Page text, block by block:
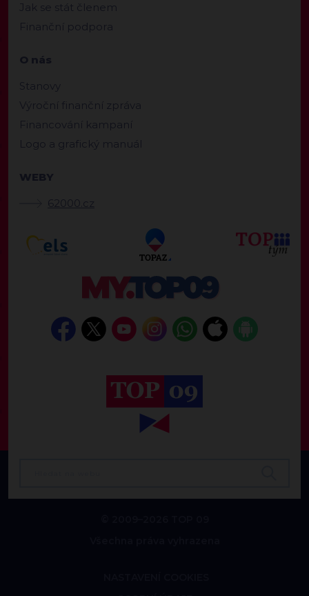
Jak se stát členem
Finanční podpora
O nás
Stanovy
Výroční finanční zpráva
Financování kampaní
Logo a grafický manuál
WEBY
62000.cz